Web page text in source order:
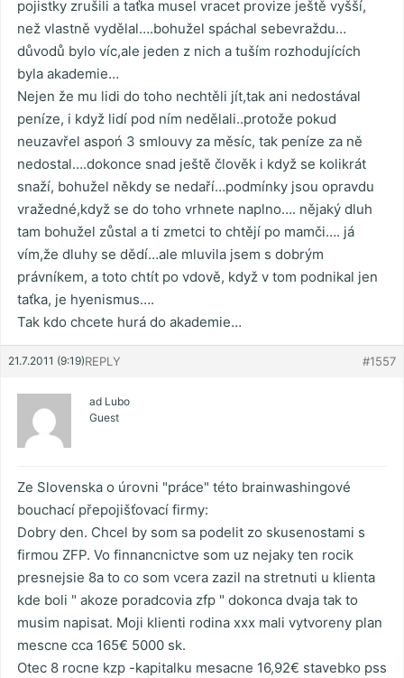
pojistky zrušili a taťka musel vracet provize ještě vyšší,
než vlastně vydělal….bohužel spáchal sebevraždu…
důvodů bylo víc,ale jeden z nich a tuším rozhodujících
byla akademie…
Nejen že mu lidi do toho nechtěli jít,tak ani nedostával
peníze, i když lidí pod ním nedělali..protože pokud
neuzavřel aspoń 3 smlouvy za měsíc, tak peníze za ně
nedostal….dokonce snad ještě člověk i když se kolikrát
snaží, bohužel někdy se nedaří…podmínky jsou opravdu
vražedné,když se do toho vrhnete naplno…. nějaký dluh
tam bohužel zůstal a ti zmetci to chtějí po mamči…. já
vím,že dluhy se dědí…ale mluvila jsem s dobrým
právníkem, a toto chtít po vdově, když v tom podnikal jen
taťka, je hyenismus….
Tak kdo chcete hurá do akademie…
21.7.2011 (9:19) #1557
REPLY
ad Lubo
Guest
Ze Slovenska o úrovni "práce" této brainwashingové
bouchací přepojišťovací firmy:
Dobry den. Chcel by som sa podelit zo skusenostami s
firmou ZFP. Vo finnancnictve som uz nejaky ten rocik
presnejsie 8a to co som vcera zazil na stretnuti u klienta
kde boli " akoze poradcovia zfp " dokonca dvaja tak to
musim napisat. Moji klienti rodina xxx mali vytvoreny plan
mescne cca 165€ 5000 sk.
Otec 8 rocne kzp -kapitalku mesacne 16,92€ stavebko pss